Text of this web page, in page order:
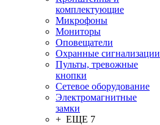
комплектующие
Микрофоны
Мониторы
Оповещатели
Охранные сигнализации
Пульты, тревожные
кнопки
Сетевое оборудование
Электромагнитные
замки
+ ЕЩЕ 7